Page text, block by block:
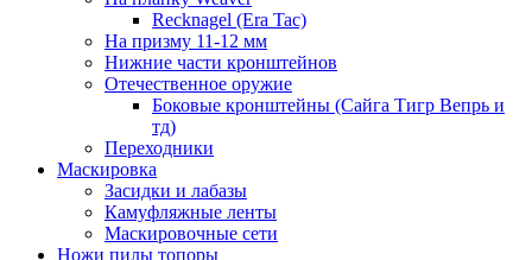
Recknagel (Era Tac)
На призму 11-12 мм
Нижние части кронштейнов
Отечественное оружие
Боковые кронштейны (Сайга Тигр Вепрь и
тд)
Переходники
Маскировка
Засидки и лабазы
Камуфляжные ленты
Маскировочные сети
Ножи пилы топоры